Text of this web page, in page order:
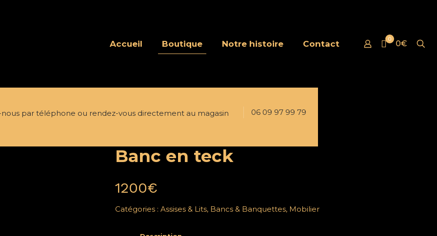
Accueil Boutique Notre histoire Contact 0 0€
06 09 97 99 79
par téléphone ou rendez-vous directement au magasin
Banc en teck
1200€
Catégories : Assises & Lits, Bancs & Banquettes, Mobilier